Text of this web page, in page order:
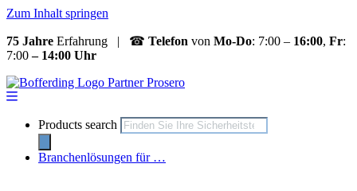
Zum Inhalt springen
75 Jahre Erfahrung | ☎ Telefon von Mo-Do: 7:00 – 16:00, Fr:
7:00– 14:00 Uhr
Products search
Branchenlösungen für …